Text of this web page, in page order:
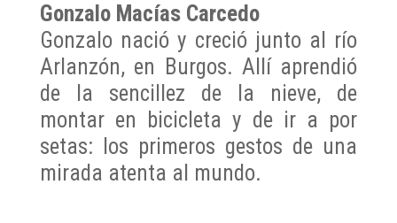
Gonzalo Macías Carcedo
Gonzalo nació y creció junto al río
Arlanzón, en Burgos. Allí aprendió
de la sencillez de la nieve, de
montar en bicicleta y de ir a por
setas: los primeros gestos de una
mirada atenta al mundo.